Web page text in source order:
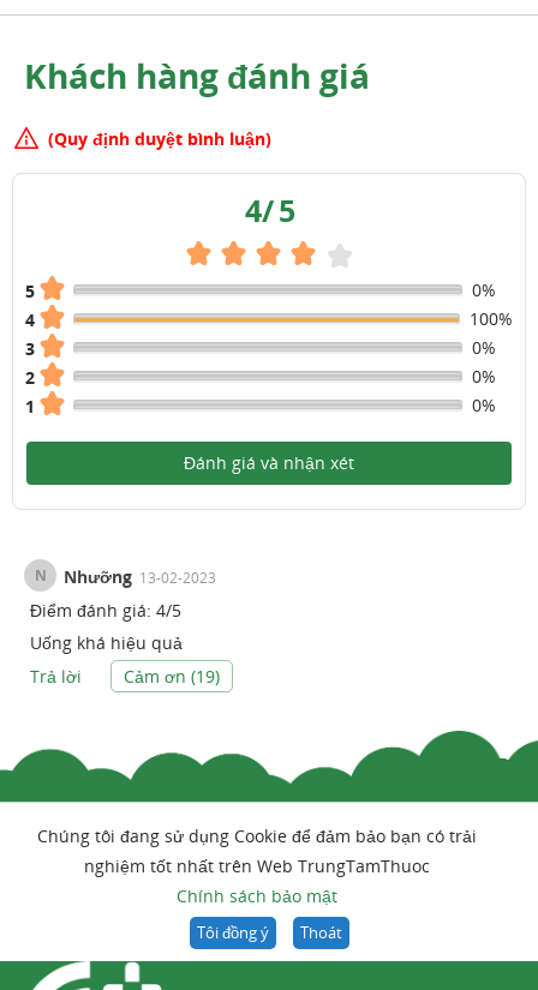
Khách hàng đánh giá
(Quy định duyệt bình luận)
4/5
5
0%
4
100%
3
0%
2
0%
1
0%
Đánh giá và nhận xét
N Nhưỡng 13-02-2023
Điểm đánh giá: 4/5
Uống khá hiệu quả
Trả lời
Cảm ơn (19)
Chúng tôi đang sử dụng Cookie để đảm bảo bạn có trải
nghiệm tốt nhất trên Web TrungTamThuoc
Chính sách bảo mật
Tôi đồng ý Thoát